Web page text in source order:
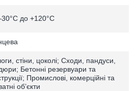
до +120°C
стіни, цоколі; Сходи, пандуси,
Бетонні резервуари та
Промислові, комерційні та
об’єкти